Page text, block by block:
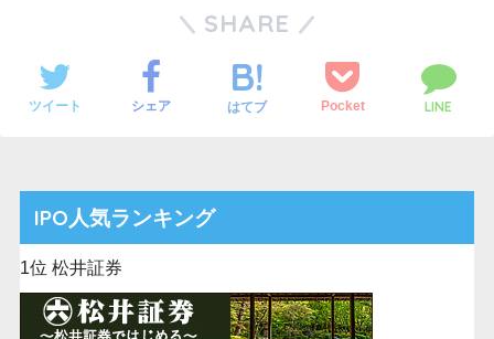
小額での投資を希望しますか？
海外株式の投資を希望しますか？
SHARE
ツイート シェア はてブ Pocket LINE
IPO人気ランキング
1位 松井証券